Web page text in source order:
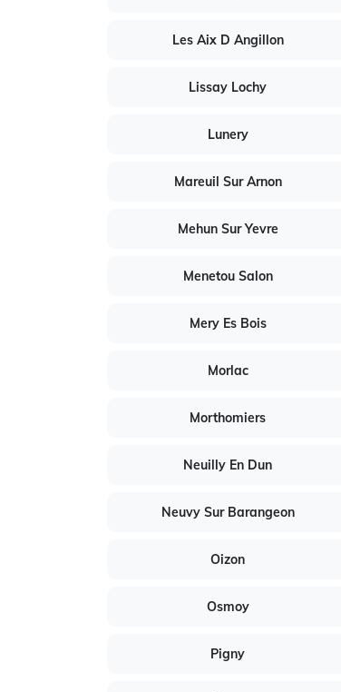
Les Aix D Angillon
Lissay Lochy
Lunery
Mareuil Sur Arnon
Mehun Sur Yevre
Menetou Salon
Mery Es Bois
Morlac
Morthomiers
Neuilly En Dun
Neuvy Sur Barangeon
Oizon
Osmoy
Pigny